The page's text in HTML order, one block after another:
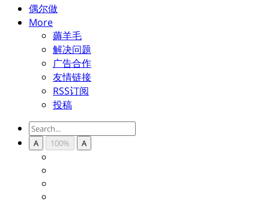
偶尔做
More
薅羊毛
解决问题
广告合作
友情链接
RSS订阅
投稿
A 100% A